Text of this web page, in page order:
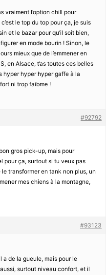
vraiment l’option chill pour
le top du top pour ça, je suis
et le bazar pour qu’il soit bien,
en mode bourin ! Sinon, le
mieux que de l’emmener en
en Alsace, t’as toutes ces belles
hyper hyper hyper gaffe à la
ni trop faibme !
#92792
gros pick-up, mais pour
pour ça, surtout si tu veux pas
transformer en tank non plus, un
mes chiens à la montagne,
#93123
a de la gueule, mais pour le
surtout niveau confort, et il